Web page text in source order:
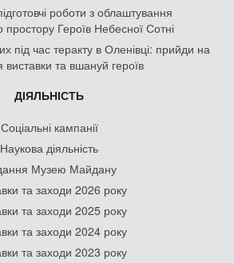
роботи з облаштування
простору Героїв Небесної Сотні
під час теракту в Оленівці: прийди на
виставки та вшануй героїв
ДІЯЛЬНІСТЬ
Соціальні кампанії
Наукова діяльність
Музею Майдану
та заходи 2026 року
та заходи 2025 року
та заходи 2024 року
та заходи 2023 року